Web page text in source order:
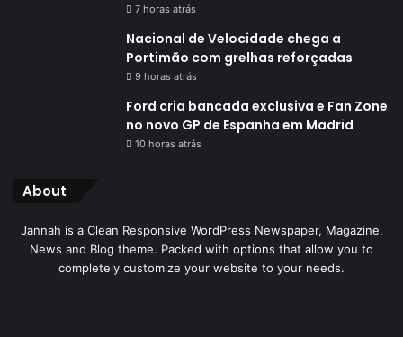
7 horas atrás
Nacional de Velocidade chega a
Portimão com grelhas reforçadas
9 horas atrás
Ford cria bancada exclusiva e Fan Zone
no novo GP de Espanha em Madrid
10 horas atrás
About
Jannah is a Clean Responsive WordPress Newspaper, Magazine,
News and Blog theme. Packed with options that allow you to
completely customize your website to your needs.